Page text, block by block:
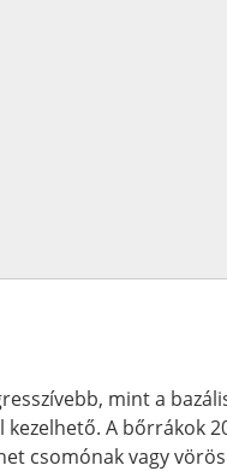
mint a
kezelhető. A bőrrákok
csomónak vagy